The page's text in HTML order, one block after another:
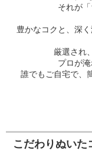
それが
豊かなコクと、深
厳選され
プロが
誰でもご自宅で、
こだわりぬいた